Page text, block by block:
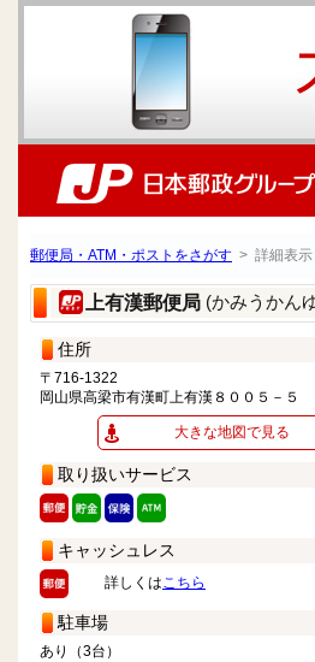
郵便局・ATM・ポストをさがす > 詳細表示
上有漢郵便局 (かみうかん
住所
〒716-1322
岡山県高梁市有漢町上有漢８００５－５
大きな地図で見る
取り扱いサービス
キャッシュレス
詳しくはこちら
駐車場
あり（3台）